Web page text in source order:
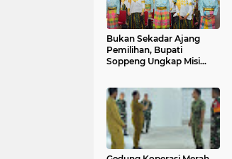
Bukan Sekadar Ajang
Pemilihan, Bupati
Soppeng Ungkap Misi